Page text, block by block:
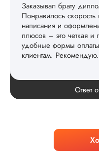
Заказывал брату
Понравилось
написания и
плюсов – это четкая и
удобные формы
клиентам. Рекомендую.
Ценим ваш отзыв и то,
Ответ